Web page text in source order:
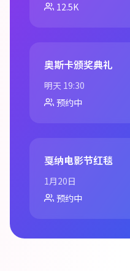
12.5K
奥斯卡颁奖典礼
明天 19:30
预约中
戛纳电影节红毯
1月20日
预约中